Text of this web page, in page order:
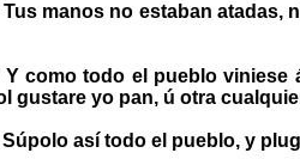
Tus manos no estaban
Y como todo el pueblo
gustare yo pan, ú otra
Súpolo así todo el pueblo, y